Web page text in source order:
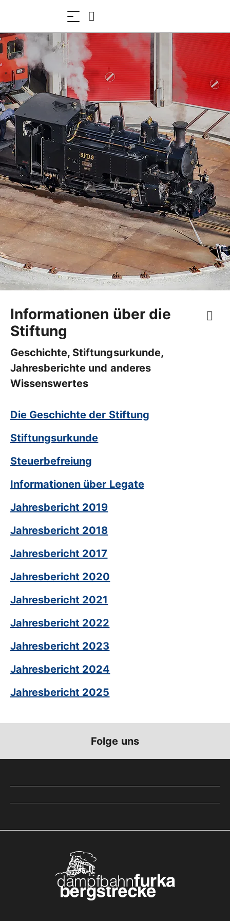
Informationen über die
Stiftung
Geschichte, Stiftungsurkunde,
Jahresberichte und anderes
Wissenswertes
Die Geschichte der Stiftung
Stiftungsurkunde
Steuerbefreiung
Informationen über Legate
Jahresbericht 2019
Jahresbericht 2018
Jahresbericht 2017
Jahresbericht 2020
Jahresbericht 2021
Jahresbericht 2022
Jahresbericht 2023
Jahresbericht 2024
Jahresbericht 2025
Folge uns